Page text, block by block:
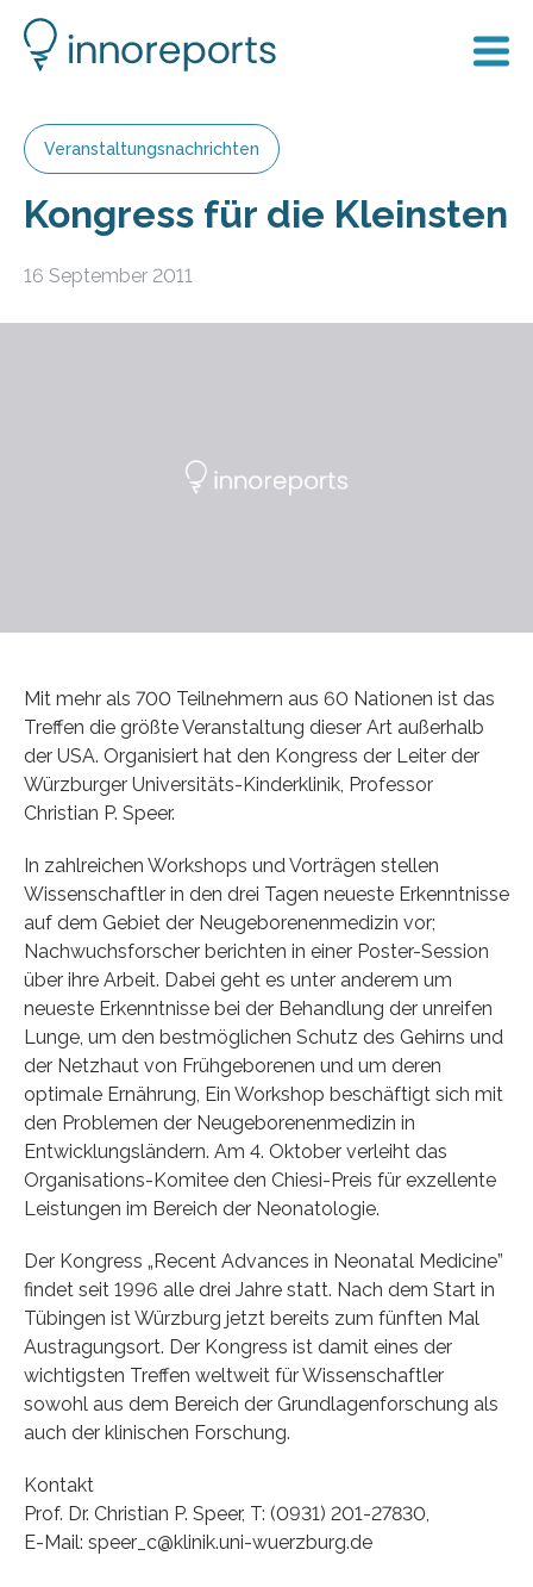
Veranstaltungsnachrichten
Kongress für die Kleinsten
16 September 2011
Mit mehr als 700 Teilnehmern aus 60 Nationen ist das
Treffen die größte Veranstaltung dieser Art außerhalb
der USA. Organisiert hat den Kongress der Leiter der
Würzburger Universitäts-Kinderklinik, Professor
Christian P. Speer.
In zahlreichen Workshops und Vorträgen stellen
Wissenschaftler in den drei Tagen neueste Erkenntnisse
auf dem Gebiet der Neugeborenenmedizin vor;
Nachwuchsforscher berichten in einer Poster-Session
über ihre Arbeit. Dabei geht es unter anderem um
neueste Erkenntnisse bei der Behandlung der unreifen
Lunge, um den bestmöglichen Schutz des Gehirns und
der Netzhaut von Frühgeborenen und um deren
optimale Ernährung, Ein Workshop beschäftigt sich mit
den Problemen der Neugeborenenmedizin in
Entwicklungsländern. Am 4. Oktober verleiht das
Organisations-Komitee den Chiesi-Preis für exzellente
Leistungen im Bereich der Neonatologie.
Der Kongress „Recent Advances in Neonatal Medicine”
findet seit 1996 alle drei Jahre statt. Nach dem Start in
Tübingen ist Würzburg jetzt bereits zum fünften Mal
Austragungsort. Der Kongress ist damit eines der
wichtigsten Treffen weltweit für Wissenschaftler
sowohl aus dem Bereich der Grundlagenforschung als
auch der klinischen Forschung.
Kontakt
Prof. Dr. Christian P. Speer, T: (0931) 201-27830,
E-Mail: speer_c@klinik.uni-wuerzburg.de